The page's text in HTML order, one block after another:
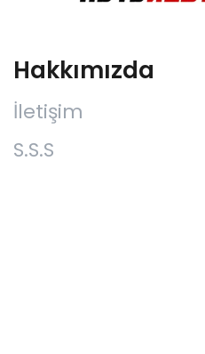
Hakkımızda
İletişim
S.S.S